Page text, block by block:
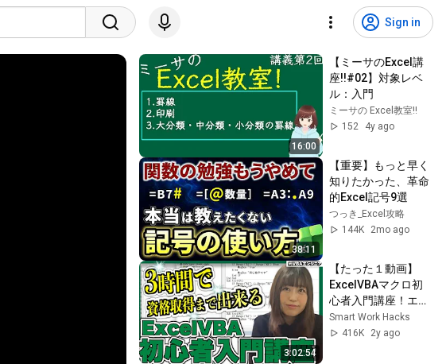
Sign in
16:00
【ミーサのExcel講
座!!#02】対象レベ
ル：入門
ミーサの Excel教室!!
152
4y ago
38:11
【重要】もっと早く
知りたかった、革命
的Excel記号9選
つっき_Excel攻略
144K
2mo ago
3:02:54
【たった１動画】
ExcelVBAマクロ初
心者入門講座！エク
セルVBAマクロと
は？から分かる
Smart Work Hacks
416K
2y ago